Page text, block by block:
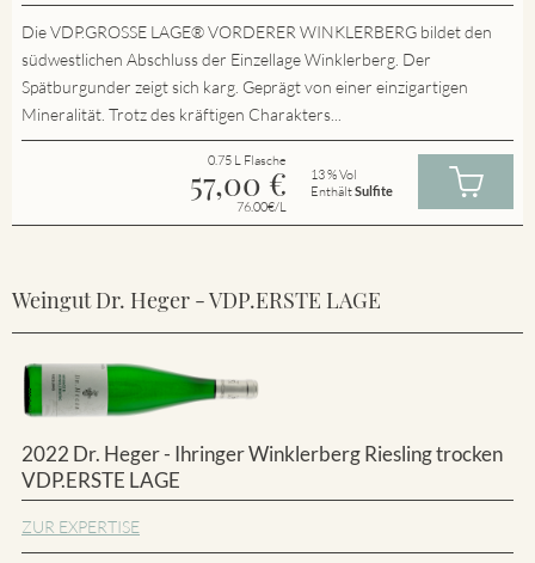
Die VDP.GROSSE LAGE® VORDERER WINKLERBERG bildet den
südwestlichen Abschluss der Einzellage Winklerberg. Der
Spätburgunder zeigt sich karg. Geprägt von einer einzigartigen
Mineralität. Trotz des kräftigen Charakters...
0.75 L Flasche
57,00 €
76.00€/L
13 % Vol
EnthältSulfite
Weingut Dr. Heger - VDP.ERSTE LAGE
2022 Dr. Heger - Ihringer Winklerberg Riesling trocken
VDP.ERSTE LAGE
ZUR EXPERTISE